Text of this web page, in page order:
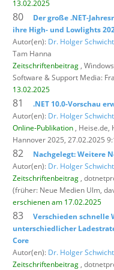
13.02.2025
80
Der große .NET-
ihre High- und Lowlights
Autor(en): Dr. Holger
Tam Hanna
Zeitschriftenbeitrag ,
Software & Support Media:
13.02.2025
81
.NET 10.0-Vorschau
Autor(en): Dr. Holger
Online-Publikation , Heise.de,
Hannover 2025, 27.02.2025
82
Nachgelegt: Weitere
Autor(en): Dr. Holger
Zeitschriftenbeitrag ,
(früher: Neue Medien Ulm,
erschienen am 17.02.2025
83
Verschieden schnelle
unterschiedlicher
Core
Autor(en): Dr. Holger
Zeitschriftenbeitrag ,